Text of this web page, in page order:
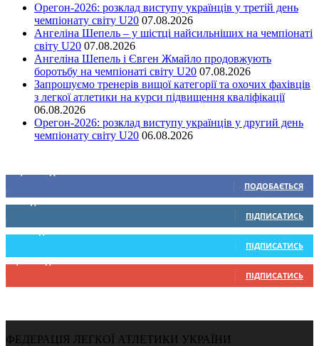
Орегон-2026: розклад виступу українців у третій день
чемпіонату світу U20 07.08.2026
Ангеліна Шепель – у шістці найсильніших на чемпіонаті
світу U20 07.08.2026
Ангеліна Шепель і Євген Жмайло продовжують
боротьбу на чемпіонаті світу U20 07.08.2026
Запрошуємо тренерів вищої категорії та охочих фахівців
з легкої атлетики на курси підвищення кваліфікації
06.08.2026
Орегон-2026: розклад виступу українців у другий день
чемпіонату світу U20 06.08.2026
ПОДОБАЄТЬСЯ
0 Підписників
ПІДПИСАТИСЬ
234 Підписників
ПІДПИСАТИСЬ
9,370 Підписників
ПІДПИСАТИСЬ
ФЕДЕРАЦІЯ ЛЕГКОЇ АТЛЕТИКИ УКРАЇНИ